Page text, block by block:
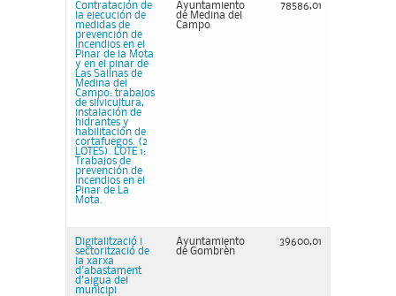
Contratación de
la ejecución de
medidas de
prevención de
incendios en el
Pinar de la Mota
y en el pinar de
Las Salinas de
Medina del
Campo: trabajos
de silvicultura,
instalación de
hidrantes y
habilitación de
cortafuegos. (2
LOTES). LOTE 1:
Trabajos de
prevención de
incendios en el
Pinar de La
Mota.
Ayuntamiento
de Medina del
Campo
78586,01
Digitalització i
sectorització de
la xarxa
d'abastament
d'aigua del
municipi
Ayuntamiento
de Gombrèn
39600,01